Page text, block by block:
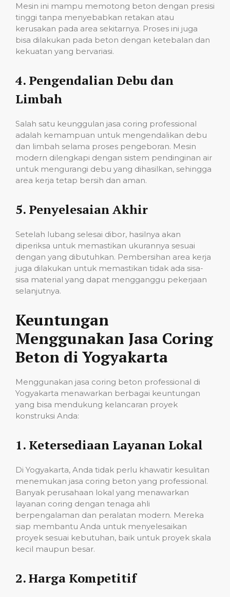
Mesin ini mampu memotong beton dengan presisi
tinggi tanpa menyebabkan retakan atau
kerusakan pada area sekitarnya. Proses ini juga
bisa dilakukan pada beton dengan ketebalan dan
kekuatan yang bervariasi.
4. Pengendalian Debu dan
Limbah
Salah satu keunggulan jasa coring professional
adalah kemampuan untuk mengendalikan debu
dan limbah selama proses pengeboran. Mesin
modern dilengkapi dengan sistem pendinginan air
untuk mengurangi debu yang dihasilkan, sehingga
area kerja tetap bersih dan aman.
5. Penyelesaian Akhir
Setelah lubang selesai dibor, hasilnya akan
diperiksa untuk memastikan ukurannya sesuai
dengan yang dibutuhkan. Pembersihan area kerja
juga dilakukan untuk memastikan tidak ada sisa-
sisa material yang dapat mengganggu pekerjaan
selanjutnya.
Keuntungan
Menggunakan Jasa Coring
Beton di Yogyakarta
Menggunakan jasa coring beton professional di
Yogyakarta menawarkan berbagai keuntungan
yang bisa mendukung kelancaran proyek
konstruksi Anda:
1. Ketersediaan Layanan Lokal
Di Yogyakarta, Anda tidak perlu khawatir kesulitan
menemukan jasa coring beton yang professional.
Banyak perusahaan lokal yang menawarkan
layanan coring dengan tenaga ahli
berpengalaman dan peralatan modern. Mereka
siap membantu Anda untuk menyelesaikan
proyek sesuai kebutuhan, baik untuk proyek skala
kecil maupun besar.
2.Harga Kompetitif